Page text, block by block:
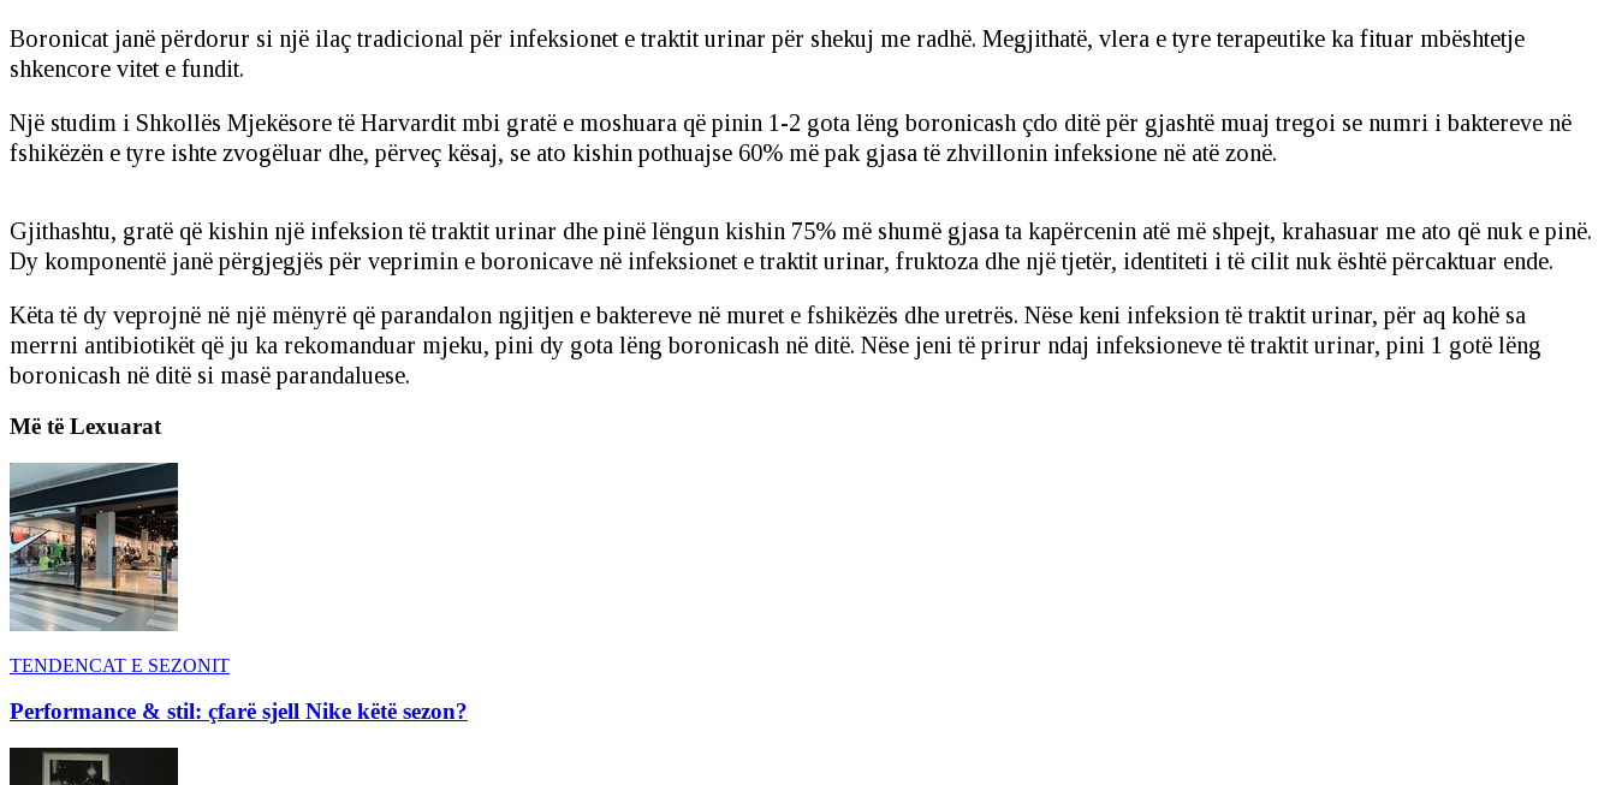
Boronicat janë përdorur si një ilaç tradicional për infeksionet e traktit urinar për shekuj me radhë. Megjithatë, vlera e tyre terapeutike ka fituar mbështetje
shkencore vitet e fundit.
Një studim i Shkollës Mjekësore të Harvardit mbi gratë e moshuara që pinin 1-2 gota lëng boronicash çdo ditë për gjashtë muaj tregoi se numri i baktereve në
fshikëzën e tyre ishte zvogëluar dhe, përveç kësaj, se ato kishin pothuajse 60% më pak gjasa të zhvillonin infeksione në atë zonë.
Gjithashtu, gratë që kishin një infeksion të traktit urinar dhe pinë lëngun kishin 75% më shumë gjasa ta kapërcenin atë më shpejt, krahasuar me ato që nuk e pinë.
Dy komponentë janë përgjegjës për veprimin e boronicave në infeksionet e traktit urinar, fruktoza dhe një tjetër, identiteti i të cilit nuk është përcaktuar ende.
Këta të dy veprojnë në një mënyrë që parandalon ngjitjen e baktereve në muret e fshikëzës dhe uretrës. Nëse keni infeksion të traktit urinar, për aq kohë sa
merrni antibiotikët që ju ka rekomanduar mjeku, pini dy gota lëng boronicash në ditë. Nëse jeni të prirur ndaj infeksioneve të traktit urinar, pini 1 gotë lëng
boronicash në ditë si masë parandaluese.
Më të Lexuarat
TENDENCAT E SEZONIT
Performance & stil: çfarë sjell Nike këtë sezon?